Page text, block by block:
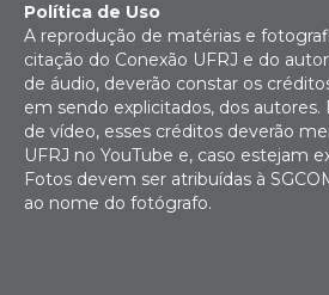
Política de Uso
A reprodução de matérias e
citação do Conexão UFRJ e do
de áudio, deverão constar os
em sendo explicitados, dos autores.
de vídeo, esses créditos deverão
UFRJ no YouTube e, caso estejam
Fotos devem ser atribuídas à
ao nome do fotógrafo.